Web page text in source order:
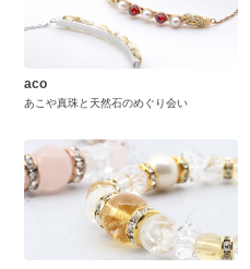
aco
あこや真珠と天然石のめぐり会い